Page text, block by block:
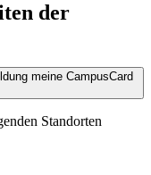
der
meine CampusCard
Standorten